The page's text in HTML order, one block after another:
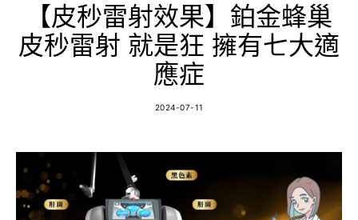
【皮秒雷射效果】鉑金蜂巢
皮秒雷射 就是狂 擁有七大適
應症
2024-07-11